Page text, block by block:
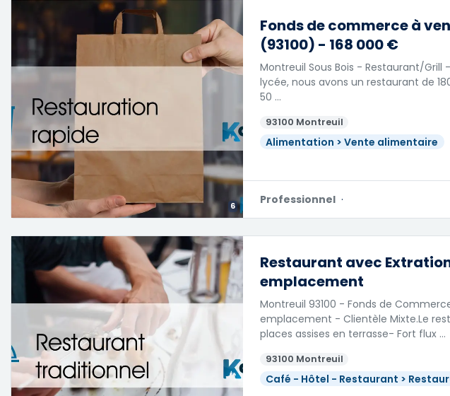
6
Fonds de commerce à
(93100) - 168 000 €
Montreuil Sous Bois - Restaurant/
lycée, nous avons un restaurant de
50 …
93100 Montreuil
Alimentation > Vente alimentaire
Professionnel ·
Restaurant avec
emplacement
Montreuil 93100 - Fonds de
emplacement - Clientèle Mixte.Le
places assises en terrasse- Fort flux …
93100 Montreuil
Café - Hôtel - Restaurant >